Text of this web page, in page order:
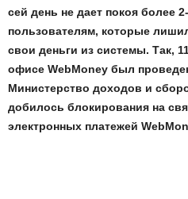
сей день не дает покоя более
пользователям, которые
свои деньги из системы. Так,
офисе WebMoney был
Министерство доходов и
добилось блокирования на
электронных платежей